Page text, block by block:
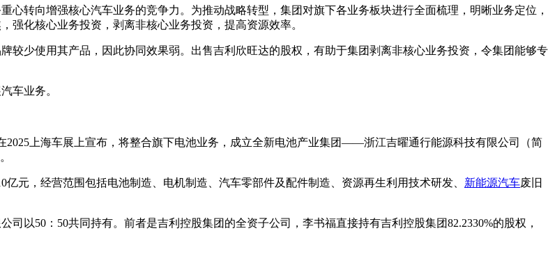
转向增强核心汽车业务的竞争力。为推动战略转型，集团对旗下各业务板块进行全面梳理，明晰业务定位，
强化核心业务投资，剥离非核心业务投资，提高资源效率。
较少使用其产品，因此协同效果弱。出售吉利欣旺达的股权，有助于集团剥离非核心业务投资，令集团能够专
车业务。
2025上海车展上宣布，将整合旗下电池业务，成立全新电池产业集团——浙江吉曜通行能源科技有限公司（简
元，经营范围包括电池制造、电机制造、汽车零部件及配件制造、资源再生利用技术研发、 新能源汽车废旧
以50：50共同持有。前者是吉利控股集团的全资子公司，李书福直接持有吉利控股集团82.2330%的股权，